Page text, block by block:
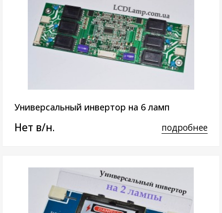
Универсальный инвертор на 6 ламп
Нет в/н. подробнее